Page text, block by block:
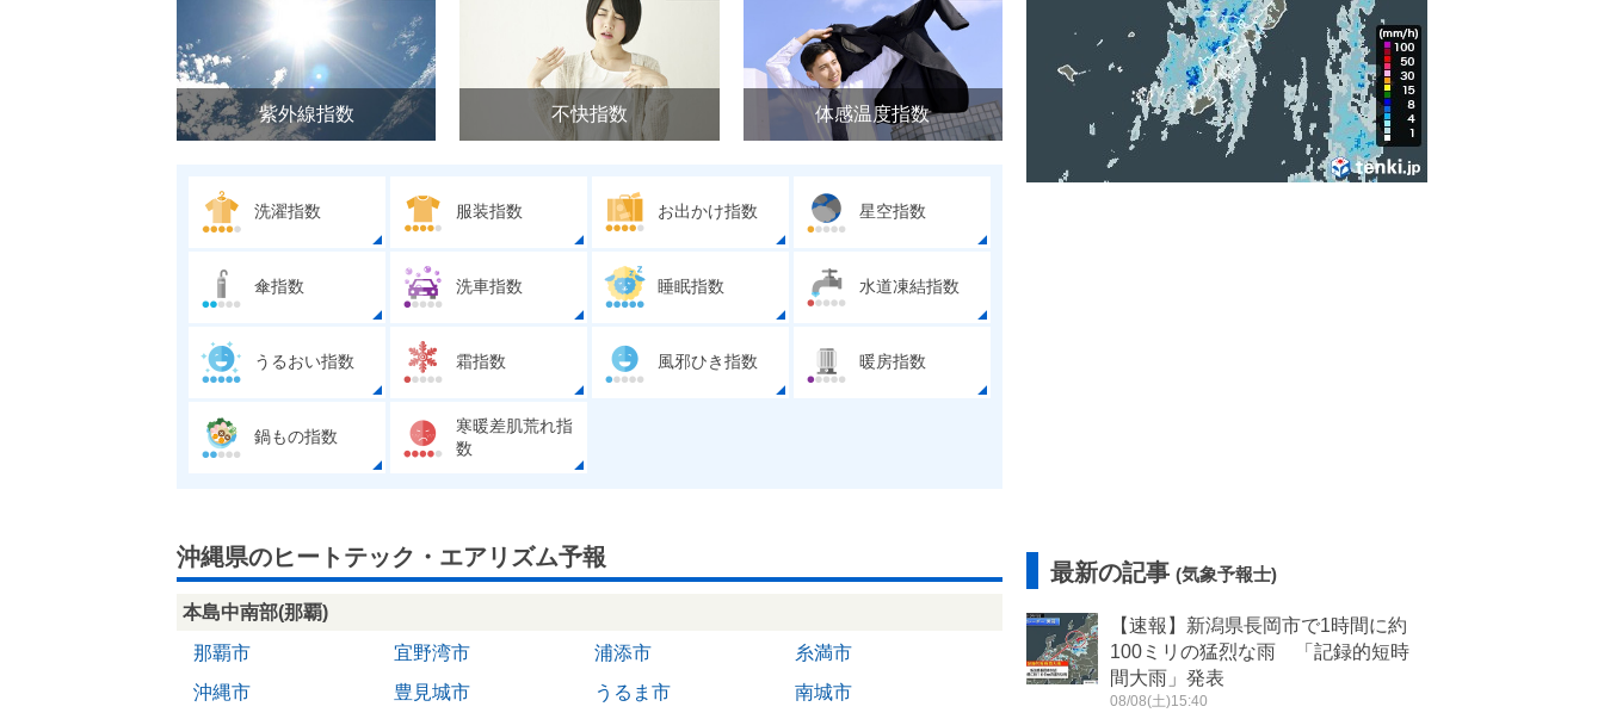
紫外線指数 不快指数 体感温度指数
洗濯指数 服装指数 お出かけ指数 星空指数
傘指数 洗車指数 睡眠指数 水道凍結指数
うるおい指数 霜指数 風邪ひき指数 暖房指数
鍋もの指数
寒暖差肌荒れ指
数
沖縄県のヒートテック・エアリズム予報
本島中南部(那覇)
那覇市
宜野湾市 浦添市
糸満市
沖縄市
豊見城市 うるま市
南城市
最新の記事 (気象予報士)
【速報】新潟県長岡市で1時間に約
100ミリの猛烈な雨 「記録的短時
間大雨」発表
08/08(土)15:40